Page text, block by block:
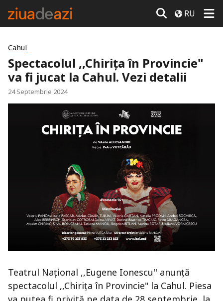
RU
Cahul
Spectacolul ,,Chirița în Provincie"
va fi jucat la Cahul. Vezi detalii
24 Septembrie 2024
Teatrul Național ,,Eugene Ionescu'' anunță
spectacolul ,,Chirița în Provincie" la Cahul. Piesa